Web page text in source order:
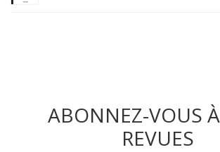
ABONNEZ-VOUS
REVUES